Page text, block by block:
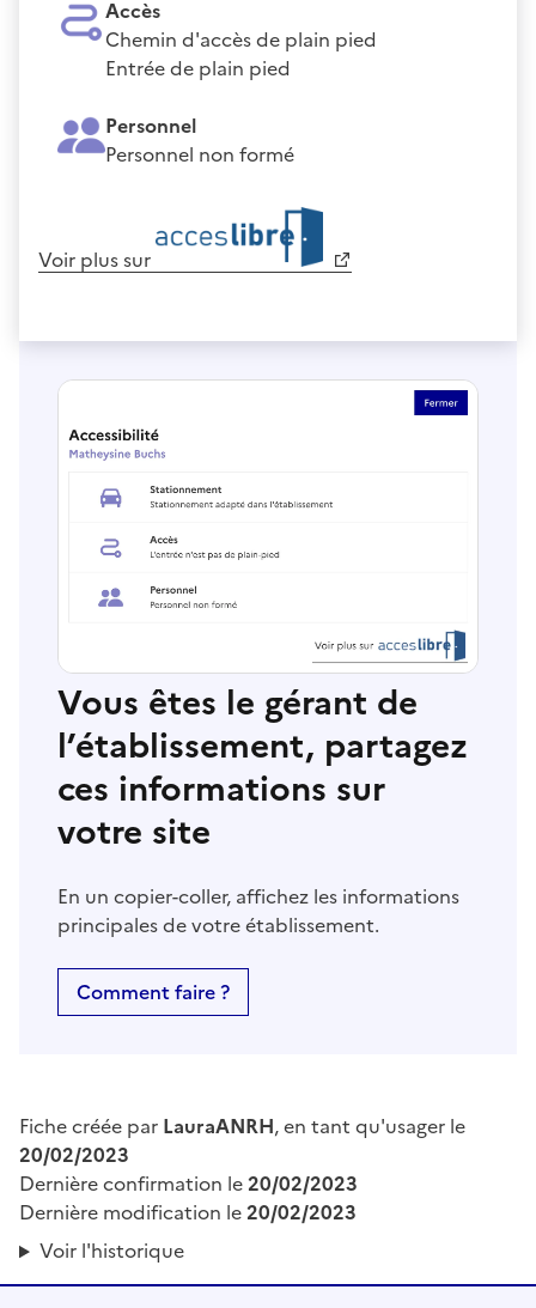
Accès
Chemin d'accès de plain pied
Entrée de plain pied
Personnel
Personnel non formé
Voir plus sur
Vous êtes le gérant de
l’établissement, partagez
ces informations sur
votre site
En un copier-coller, affichez les informations
principales de votre établissement.
Comment faire ?
Fiche créée par LauraANRH, en tant qu'usager le
20/02/2023
Dernière confirmation le20/02/2023
Dernière modification le20/02/2023
Voir l'historique